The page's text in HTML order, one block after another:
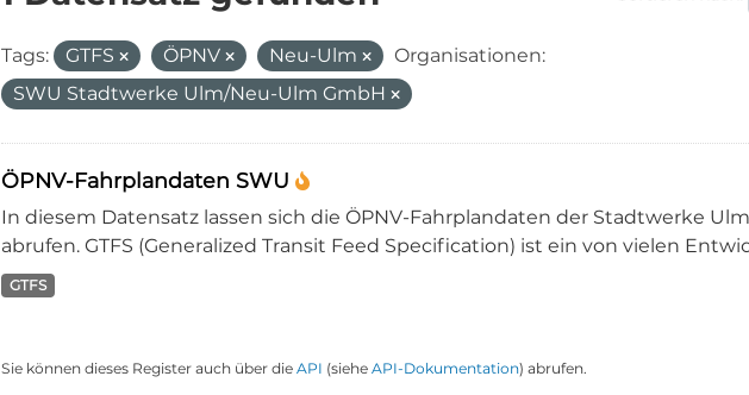
Tags: GTFS ÖPNV Neu-Ulm
Organisationen:
SWU Stadtwerke Ulm/Neu-Ulm GmbH
ÖPNV-Fahrplandaten SWU
In diesem Datensatz lassen sich die ÖPNV-Fahrplandaten der Stadtwerke
abrufen. GTFS (Generalized Transit Feed Specification) ist ein von vielen
GTFS
Sie können dieses Register auch über die API (siehe API-Dokumentation) abrufen.